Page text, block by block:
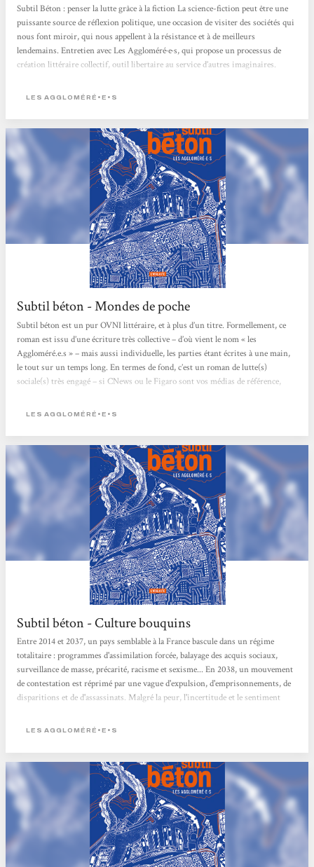
Subtil Béton : penser la lutte grâce à la fiction La science-fiction peut être une
puissante source de réflexion politique, une occasion de visiter des sociétés qui
nous font miroir, qui nous appellent à la résistance et à de meilleurs
lendemains. Entretien avec Les Aggloméré·e·s, qui propose un processus de
création littéraire collectif, outil libertaire au service d’autres imaginaires.
féministe, c’est le projet du collectif d’aut·rices des Aggloméré·e·s,...
LES AGGLOMÉRÉ•E•S
Subtil béton - Mondes de poche
Subtil béton est un pur OVNI littéraire, et à plus d’un titre. Formellement, ce
roman est issu d’une écriture très collective – d’où vient le nom « les
Aggloméré.e.s » – mais aussi individuelle, les parties étant écrites à une main,
le tout sur un temps long. En termes de fond, c’est un roman de lutte(s)
sociale(s) très engagé – si CNews ou le Figaro sont vos médias de référence,
l’impression que la maison...
LES AGGLOMÉRÉ•E•S
Subtil béton - Culture bouquins
Entre 2014 et 2037, un pays semblable à la France bascule dans un régime
totalitaire : programmes d'assimilation forcée, balayage des acquis sociaux,
surveillance de masse, précarité, racisme et sexisme... En 2038, un mouvement
de contestation est réprimé par une vague d'expulsion, d'emprisonnements, de
disparitions et de d'assassinats. Malgré la peur, l'incertitude et le sentiment
liens de tendresse, de solidarité et de complicité, avec l'espoir de faire renaître la
LES AGGLOMÉRÉ•E•S